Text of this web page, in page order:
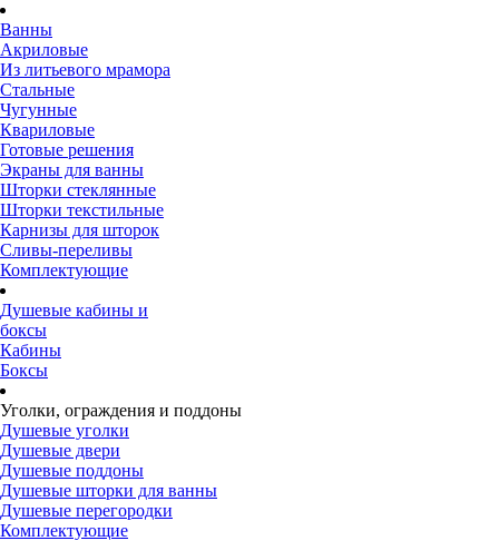
Ванны
Акриловые
Из литьевого мрамора
Стальные
Чугунные
Квариловые
Готовые решения
Экраны для ванны
Шторки стеклянные
Шторки текстильные
Карнизы для шторок
Сливы-переливы
Комплектующие
Душевые кабины и
боксы
Кабины
Боксы
Уголки, ограждения и поддоны
Душевые уголки
Душевые двери
Душевые поддоны
Душевые шторки для ванны
Душевые перегородки
Комплектующие